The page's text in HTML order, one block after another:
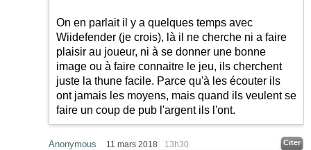
On en parlait il y a quelques temps avec
Wiidefender (je crois), là il ne cherche ni a faire
plaisir au joueur, ni à se donner une bonne
image ou à faire connaitre le jeu, ils cherchent
juste la thune facile. Parce qu'à les écouter ils
ont jamais les moyens, mais quand ils veulent se
faire un coup de pub l'argent ils l'ont.
Anonymous 11 mars 2018 13h30 Citer